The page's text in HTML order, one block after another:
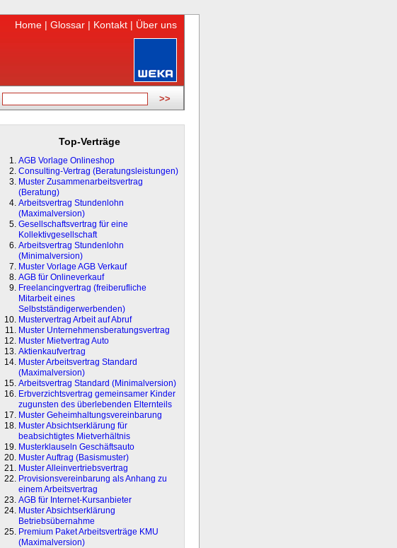
Home | Glossar | Kontakt | Über uns
Top-Verträge
AGB Vorlage Onlineshop
Consulting-Vertrag (Beratungsleistungen)
Muster Zusammenarbeitsvertrag
(Beratung)
Arbeitsvertrag Stundenlohn
(Maximalversion)
Gesellschaftsvertrag für eine
Kollektivgesellschaft
Arbeitsvertrag Stundenlohn
(Minimalversion)
Muster Vorlage AGB Verkauf
AGB für Onlineverkauf
Freelancingvertrag (freiberufliche
Mitarbeit eines
Selbstständigerwerbenden)
Mustervertrag Arbeit auf Abruf
Muster Unternehmensberatungsvertrag
Muster Mietvertrag Auto
Aktienkaufvertrag
Muster Arbeitsvertrag Standard
(Maximalversion)
Arbeitsvertrag Standard (Minimalversion)
Erbverzichtsvertrag gemeinsamer Kinder
zugunsten des überlebenden Elternteils
Muster Geheimhaltungsvereinbarung
Muster Absichtserklärung für
beabsichtigtes Mietverhältnis
Musterklauseln Geschäftsauto
Muster Auftrag (Basismuster)
Muster Alleinvertriebsvertrag
Provisionsvereinbarung als Anhang zu
einem Arbeitsvertrag
AGB für Internet-Kursanbieter
Muster Absichtserklärung
Betriebsübernahme
Premium Paket Arbeitsverträge KMU
(Maximalversion)